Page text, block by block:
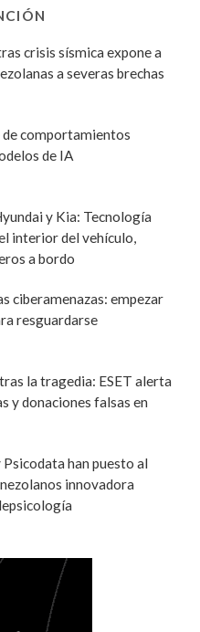
crisis sísmica expone a
a severas brechas
comportamientos
de IA
y Kia: Tecnología
interior del vehículo,
a bordo
ciberamenazas: empezar
resguardarse
la tragedia: ESET alerta
y donaciones falsas en
han puesto al
innovadora